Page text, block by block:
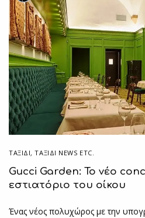
ΤΑΞΙΔΙ,ΤΑΞΊΔΙ NEWS ETC.
Gucci Garden: Το νέο
εστιατόριο του οίκου
Ένας νέος πολυχώρος με την